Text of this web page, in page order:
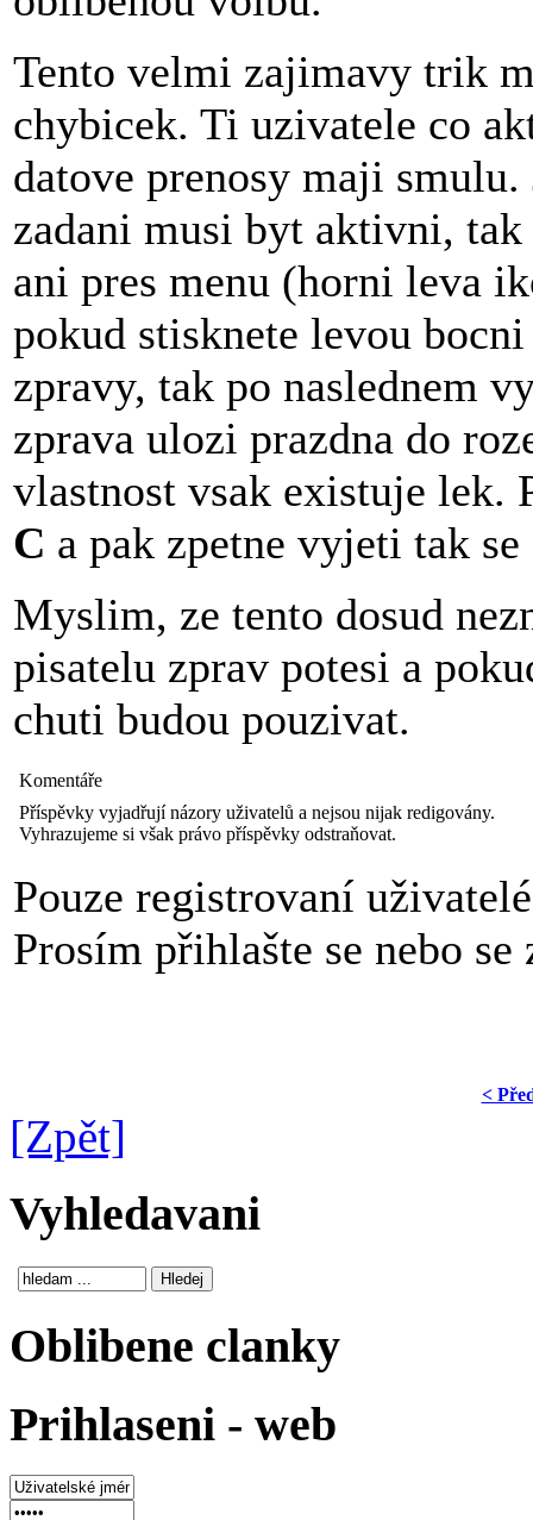
Tento velmi zajimavy trik
chybicek. Ti uzivatele co
datove prenosy maji
zadani musi byt aktivni, tak
ani pres menu (horni leva
pokud stisknete levou
zpravy, tak po naslednem
zprava ulozi prazdna do
vlastnost vsak existuje lek.
C a pak zpetne vyjeti tak
Myslim, ze tento dosud
pisatelu zprav potesi a
chuti budou pouzivat.
Komentáře
Příspěvky vyjadřují názory uživatelů a nejsou nijak redigovány.
Vyhrazujeme si však právo příspěvky odstraňovat.
Pouze registrovaní
Prosím přihlašte se nebo
<
[Zpět]
Vyhledavani
Oblibene clanky
Prihlaseni - web